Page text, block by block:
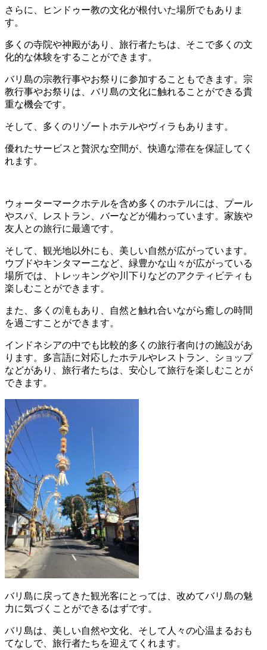
さらに、ヒンドゥー教の文化が根付いた場所でもありま
す。
多くの寺院や神殿があり、旅行者たちは、そこで多くの文
化的な体験をすることができます。
バリ島の宗教行事やお祭りに参加することもできます。宗
教行事やお祭りは、バリ島の文化に触れることができる貴
重な機会です。
そして、多くのリゾートホテルやヴィラもあります。
優れたサービスと贅沢な空間が、快適な滞在を保証してく
れます。
ウォーターマークホテルを含め多くのホテルには、プール
やスパ、レストラン、バーなどが備わっています。家族や
友人との旅行に最適です。
そして、観光地以外にも、美しい自然が広がっています。
ウブドやキンタマーニなど、緑豊かな山々が広がっている
場所では、トレッキングや川下りなどのアクティビティも
楽しむことができます。
また、多くの滝もあり、自然と触れ合いながら癒しの時間
を過ごすことができます。
インドネシアの中でも比較的多くの旅行者向けの施設があ
ります。多言語に対応したホテルやレストラン、ショップ
などがあり、旅行者たちは、安心して旅行を楽しむことが
できます。
バリ島に戻ってきた観光客にとっては、改めてバリ島の魅
力に気づくことができるはずです。
バリ島は、美しい自然や文化、そして人々の心温まるおも
てなしで、旅行者たちを迎えてくれます。